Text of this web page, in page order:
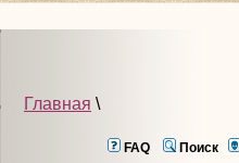
Главная \
FAQ Поиск